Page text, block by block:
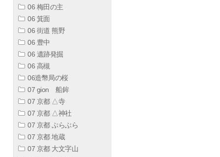
06 梅田の主
06 箕面
06 街道 熊野
06 豊中
06 遺跡発掘
06 高槻
06造幣局の桜
07 gion 船鉾
07 京都 △寺
07 京都 △神社
07 京都 ぷらぶら
07 京都 地蔵
07 京都 大文字山